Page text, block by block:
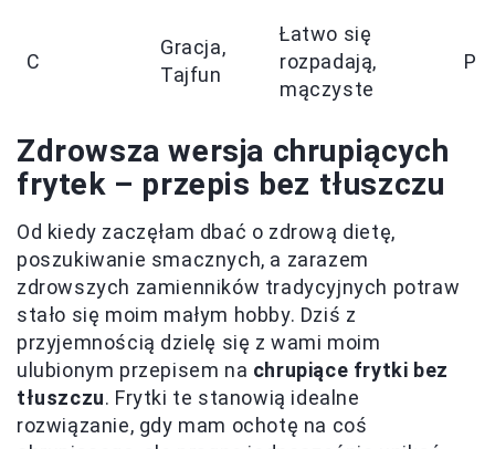
C
Gracja,
Tajfun
Łatwo się
rozpadają,
mączyste
Zdrowsza wersja chrupiących
frytek – przepis bez tłuszczu
Od kiedy zaczęłam dbać o zdrową dietę,
poszukiwanie smacznych, a zarazem
zdrowszych zamienników tradycyjnych potraw
stało się moim małym hobby. Dziś z
przyjemnością dzielę się z wami moim
ulubionym przepisem na chrupiące frytki bez
tłuszczu. Frytki te stanowią idealne
rozwiązanie, gdy mam ochotę na coś